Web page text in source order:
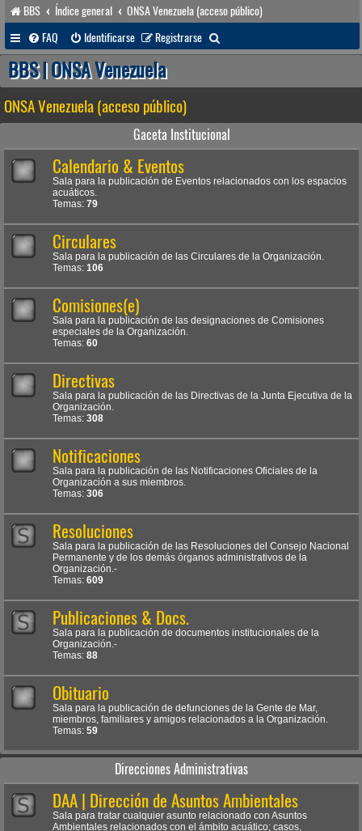
BBS Índice general
ONSA Venezuela (acceso público)
FAQ
Identificarse Registrarse
u
a
r
BBS | ONSA Venezuela
ONSA Venezuela (acceso público)
Gaceta Institucional
Calendario & Eventos
Sala para la publicación de Eventos relacionados con los espacios
acuáticos.
Temas: 79
Circulares
Sala para la publicación de las Circulares de la Organización.
Temas: 106
Comisiones(e)
Sala para la publicación de las designaciones de Comisiones
especiales de la Organización.
Temas: 60
Directivas
Sala para la publicación de las Directivas de la Junta Ejecutiva de la
Organización.
Temas: 308
Notificaciones
Sala para la publicación de las Notificaciones Oficiales de la
Organización a sus miembros.
Temas: 306
Resoluciones
Sala para la publicación de las Resoluciones del Consejo Nacional
Permanente y de los demás órganos administrativos de la
Organización.-
Temas: 609
Publicaciones & Docs.
Sala para la publicación de documentos institucionales de la
Organización.-
Temas: 88
Obituario
Sala para la publicación de defunciones de la Gente de Mar,
miembros, familiares y amigos relacionados a la Organización.
Temas: 59
Direcciones Administrativas
DAA | Dirección de Asuntos Ambientales
Sala para tratar cualquier asunto relacionado con Asuntos
Ambientales relacionados con el ámbito acuático; casos,